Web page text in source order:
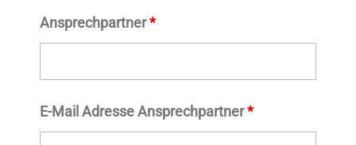
Ansprechpartner*
E-Mail Adresse Ansprechpartner*